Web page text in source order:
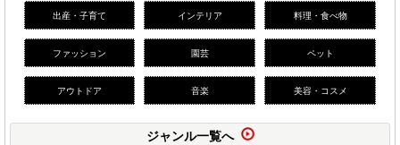
出産・子育て インテリア 料理・食べ物
ファッション 園芸 ペット
アウトドア 音楽 美容・コスメ
ジャンル一覧へ